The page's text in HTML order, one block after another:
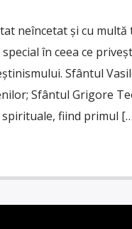
neîncetat și cu
în ceea ce
Sfântul
Sfântul Grigore
fiind primul